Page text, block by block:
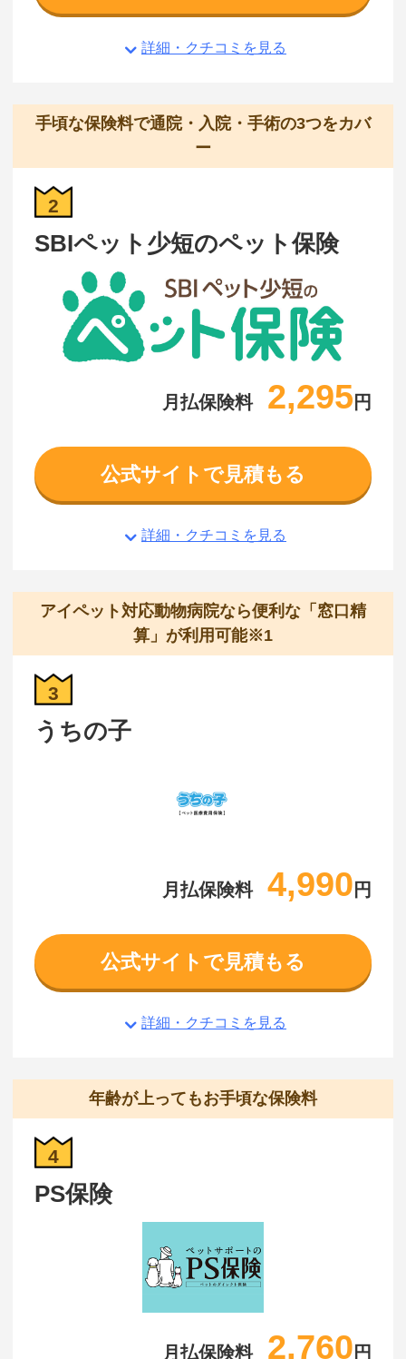
詳細・クチコミを見る
手頃な保険料で通院・入院・手術の3つをカバ
ー
2
SBIペット少短のペット保険
月払保険料 2,295 円
公式サイトで見積もる
詳細・クチコミを見る
アイペット対応動物病院なら便利な「窓口精
算」が利用可能※1
3
うちの子
月払保険料 4,990 円
公式サイトで見積もる
詳細・クチコミを見る
年齢が上ってもお手頃な保険料
4
PS保険
月払保険料 2,760 円